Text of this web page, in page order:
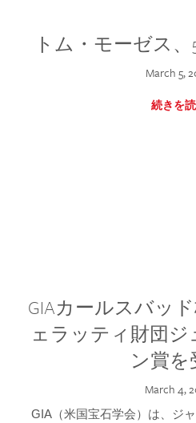
トム・モーゼス
March 5,
続きを
GIAカールスバッ
ェラッティ財団
ン賞を
March 4,
GIA（米国宝石学会）は、ジ